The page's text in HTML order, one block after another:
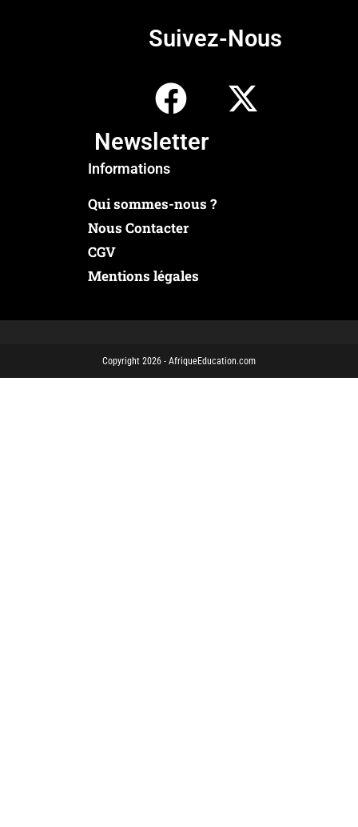
Suivez-Nous
Newsletter
Informations
Qui sommes-nous ?
Nous Contacter
CGV
Mentions légales
Copyright 2026 - AfriqueEducation.com